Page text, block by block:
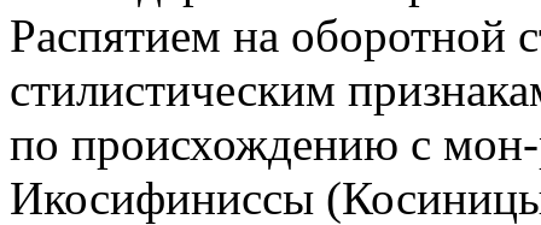
Распятием на оборотной
стилистическим
по происхождению с
Икосифиниссы